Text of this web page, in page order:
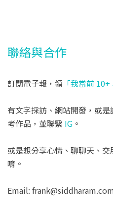
聯絡與合作
訂閱電子報，領 「我當前
有文字採訪、網站開發，或
考作品，並聯繫 IG 。
或是想分享心情、聊聊天、交
唷。
Email: